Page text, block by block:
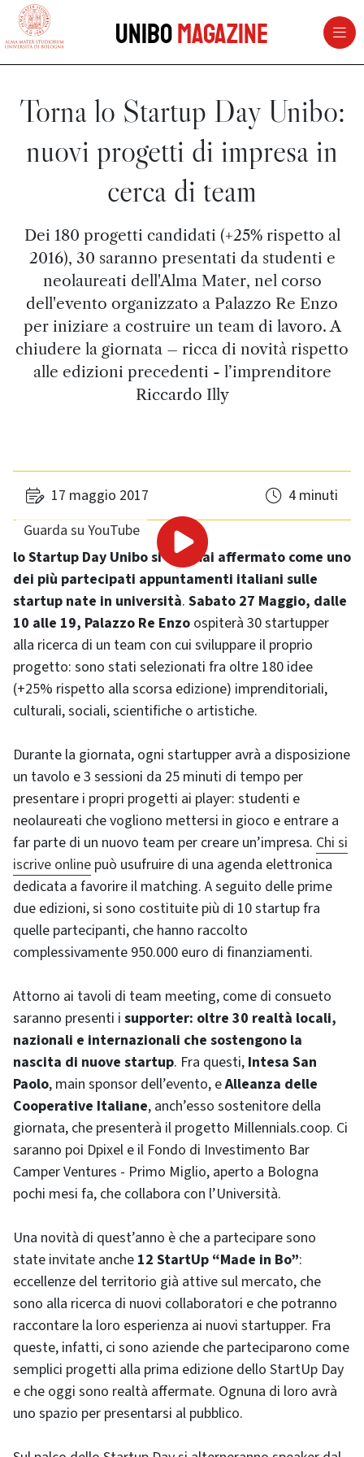
vai al contenuto della pagina
UniboMagazine
Torna lo Startup Day Unibo:
nuovi progetti di impresa in
cerca di team
Dei 180 progetti candidati (+25% rispetto al
2016), 30 saranno presentati da studenti e
neolaureati dell'Alma Mater, nel corso
dell'evento organizzato a Palazzo Re Enzo
per iniziare a costruire un team di lavoro. A
chiudere la giornata – ricca di novità rispetto
alle edizioni precedenti - l’imprenditore
Riccardo Illy
17 maggio 2017
4 minuti
Guarda su YouTube
lo Startup Day Unibo si è ormai affermato come uno
dei più partecipati appuntamenti italiani sulle
startup nate in università. Sabato 27 Maggio, dalle
10 alle 19, Palazzo Re Enzo ospiterà 30 startupper
alla ricerca di un team con cui sviluppare il proprio
progetto: sono stati selezionati fra oltre 180 idee
(+25% rispetto alla scorsa edizione) imprenditoriali,
culturali, sociali, scientifiche o artistiche.
Durante la giornata, ogni startupper avrà a disposizione
un tavolo e 3 sessioni da 25 minuti di tempo per
presentare i propri progetti ai player: studenti e
neolaureati che vogliono mettersi in gioco e entrare a
far parte di un nuovo team per creare un’impresa. Chi si
iscrive online può usufruire di una agenda elettronica
dedicata a favorire il matching. A seguito delle prime
due edizioni, si sono costituite più di 10 startup fra
quelle partecipanti, che hanno raccolto
complessivamente 950.000 euro di finanziamenti.
Attorno ai tavoli di team meeting, come di consueto
saranno presenti i supporter: oltre 30 realtà locali,
nazionali e internazionali che sostengono la
nascita di nuove startup. Fra questi, Intesa San
Paolo, main sponsor dell’evento, eAlleanza delle
Cooperative Italiane, anch’esso sostenitore della
giornata, che presenterà il progetto Millennials.coop. Ci
saranno poi Dpixel e il Fondo di Investimento Bar
Camper Ventures - Primo Miglio, aperto a Bologna
pochi mesi fa, che collabora con l’Università.
Una novità di quest’anno è che a partecipare sono
state invitate anche 12 StartUp “Made in Bo”:
eccellenze del territorio già attive sul mercato, che
sono alla ricerca di nuovi collaboratori e che potranno
raccontare la loro esperienza ai nuovi startupper. Fra
queste, infatti, ci sono aziende che parteciparono come
semplici progetti alla prima edizione dello StartUp Day
e che oggi sono realtà affermate. Ognuna di loro avrà
uno spazio per presentarsi al pubblico.